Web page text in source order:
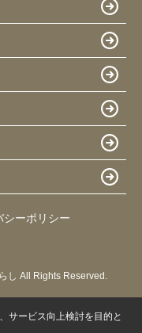
シーポリシー
All Rights Reserved.
サービス向上検討を目的と